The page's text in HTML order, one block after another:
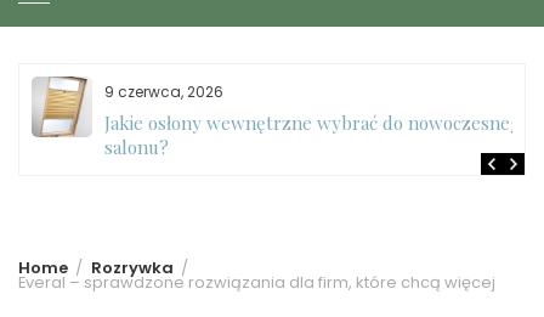
9 czerwca, 2026
Jakie osłony wewnętrzne wybrać do nowoczesnego
salonu?
Home Rozrywka
Everal – sprawdzone rozwiązania dla firm, które chcą więcej